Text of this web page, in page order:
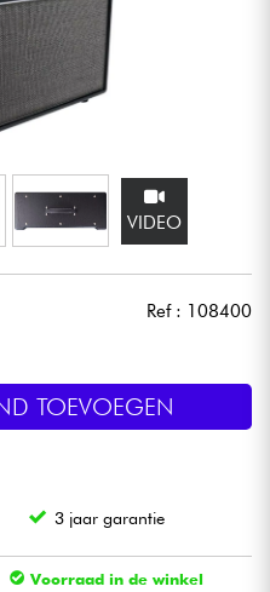
VIDEO
Ref : 108400
TOEVOEGEN
3 jaar garantie
Voorraad in de winkel